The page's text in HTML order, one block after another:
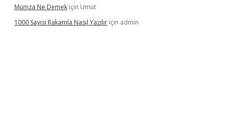
Mümza Ne Demek için Umut
1000 Sayısı Rakamla Nasıl Yazılır için admin